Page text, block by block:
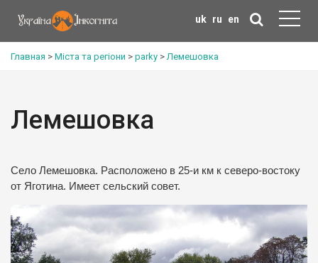
uk ru en
Главная > Міста та регіони > parky >Лемешовка
Лемешовка
Село Лемешовка. Расположено в 25-и км к северо-востоку
от Яготина. Имеет сельский совет.